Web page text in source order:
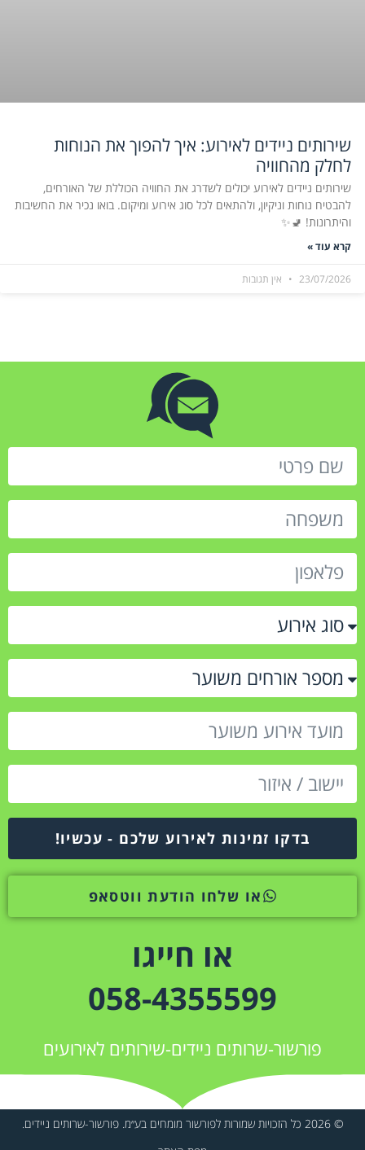
שירותים ניידים לאירוע: איך להפוך את הנוחות
לחלק מהחוויה
שירותים ניידים לאירוע יכולים לשדרג את החוויה הכוללת של האורחים,
להבטיח נוחות וניקיון, ולהתאים לכל סוג אירוע ומיקום. בואו נכיר את החשיבות
והיתרונות! 🚽✨
קרא עוד »
23/07/2026 אין תגובות
בדקו זמינות לאירוע שלכם - עכשיו!
או שלחו הודעת ווטסאפ
או חייגו
058-4355599
פורשור-שרותים ניידים-שירותים לאירועים
© 2026 כל הזכויות שמורות לפורשור מומחים בע״מ. פורשור-שרותים ניידים.